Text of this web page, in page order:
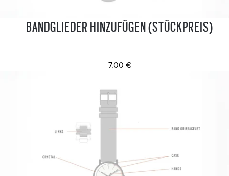
BANDGLIEDER HINZUFÜGEN (STÜCKPREIS)
7.00 €